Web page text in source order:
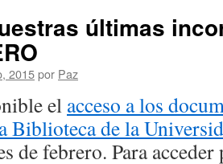
últimas
2015por Paz
el acceso a los
Biblioteca de la
de febrero. Para acceder